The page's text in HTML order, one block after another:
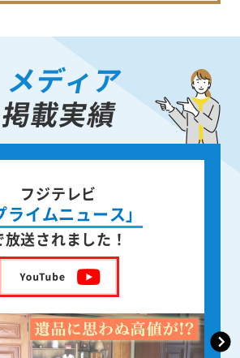
メディア
掲載実績
書籍出版
身近な人が
なった後の遺品整理
を出版しました！